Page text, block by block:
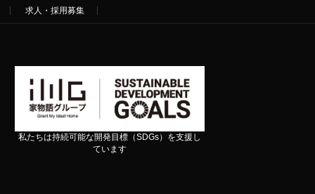
求人・採用募集
私たちは持続可能な開発目標（SDGs）を支援し
ています